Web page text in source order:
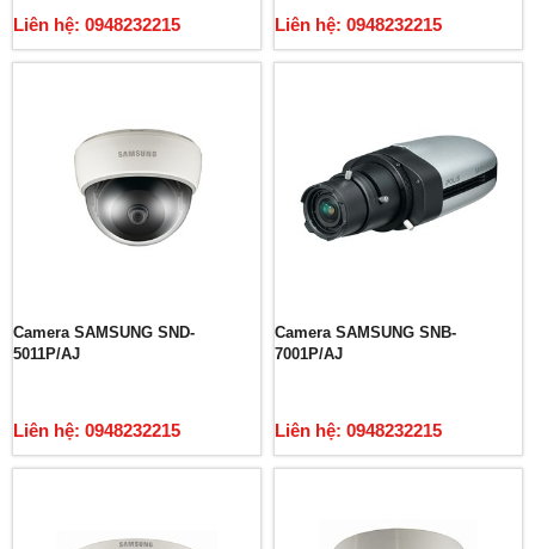
Liên hệ: 0948232215 Liên hệ: 0948232215
Camera SAMSUNG SND-
5011P/AJ
Liên hệ: 0948232215
Camera SAMSUNG SNB-
7001P/AJ
Liên hệ: 0948232215